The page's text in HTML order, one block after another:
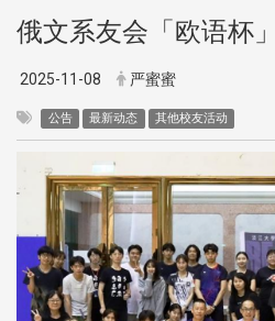
俄文系友会「欧语杯
2025-11-08 严蜜蜜
公告 最新动态 其他校友活动